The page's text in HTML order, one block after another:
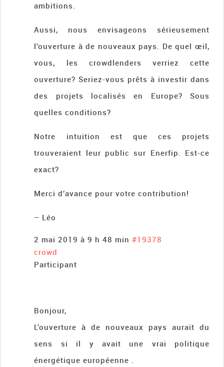
ambitions.
Aussi, nous envisageons sérieusement
l’ouverture à de nouveaux pays. De quel œil,
vous, les crowdlenders verriez cette
ouverture? Seriez-vous prêts à investir dans
des projets localisés en Europe? Sous
quelles conditions?
Notre intuition est que ces projets
trouveraient leur public sur Enerfip. Est-ce
exact?
Merci d’avance pour votre contribution!
– Léo
2 mai 2019 à 9 h 48 min #19378
crowd
Participant
Bonjour,
L’ouverture à de nouveaux pays aurait du
sens si il y avait une vrai politique
énergétique européenne .